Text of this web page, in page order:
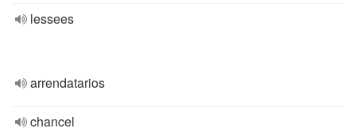
lessees
arrendatarios
chancel